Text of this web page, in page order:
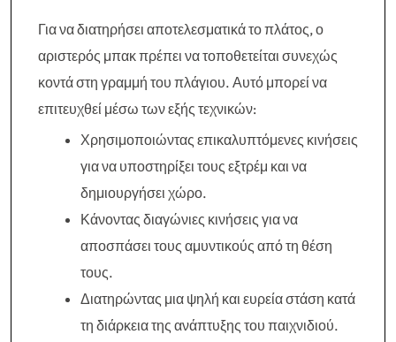
Για να διατηρήσει αποτελεσματικά το πλάτος, ο
αριστερός μπακ πρέπει να τοποθετείται συνεχώς
κοντά στη γραμμή του πλάγιου. Αυτό μπορεί να
επιτευχθεί μέσω των εξής τεχνικών:
Χρησιμοποιώντας επικαλυπτόμενες κινήσεις
για να υποστηρίξει τους εξτρέμ και να
δημιουργήσει χώρο.
Κάνοντας διαγώνιες κινήσεις για να
αποσπάσει τους αμυντικούς από τη θέση
τους.
Διατηρώντας μια ψηλή και ευρεία στάση κατά
τη διάρκεια της ανάπτυξης του παιχνιδιού.